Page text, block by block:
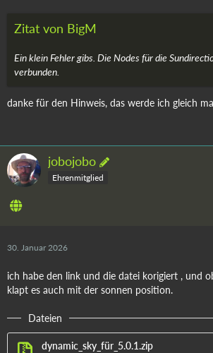
Zitat von BigM
Ein klein Fehler gibs. Die Nodes für die
verbunden.
danke für den Hinweis, das werde ich gleich
jobojobo
Ehrenmitglied
30. Januar 2026
ich habe den link und die datei korigiert , und
klapt es auch mit der sonnen position.
Dateien
dynamic_sky_für_5.0.1.zip